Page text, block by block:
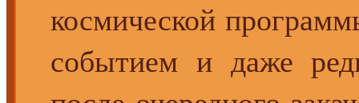
космической
событием и даже